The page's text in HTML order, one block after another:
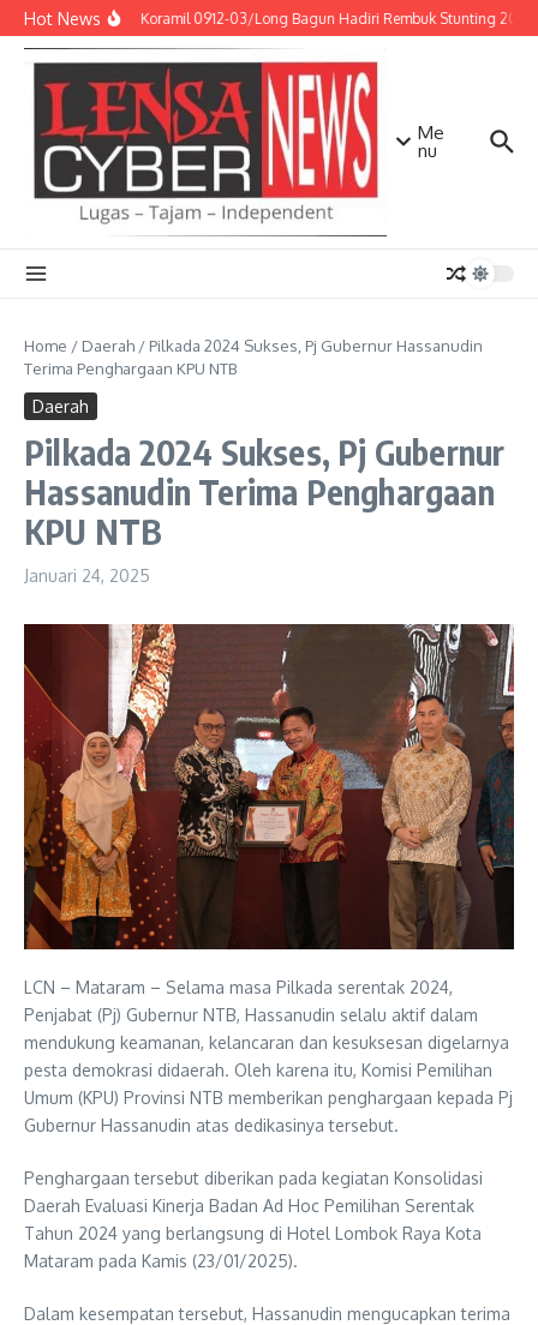
Lewati ke konten
Hot NewsBabinsa Koramil 0912-03/Long Bagun Hadiri Rembuk Stunting
Me
nu
Home / Daerah / Pilkada 2024 Sukses, Pj Gubernur Hassanudin
Terima Penghargaan KPU NTB
Daerah
Pilkada 2024 Sukses, Pj Gubernur
Hassanudin Terima Penghargaan
KPU NTB
Januari 24, 2025
LCN – Mataram – Selama masa Pilkada serentak 2024,
Penjabat (Pj) Gubernur NTB, Hassanudin selalu aktif dalam
mendukung keamanan, kelancaran dan kesuksesan digelarnya
pesta demokrasi didaerah. Oleh karena itu, Komisi Pemilihan
Umum (KPU) Provinsi NTB memberikan penghargaan kepada Pj
Gubernur Hassanudin atas dedikasinya tersebut.
Penghargaan tersebut diberikan pada kegiatan Konsolidasi
Daerah Evaluasi Kinerja Badan Ad Hoc Pemilihan Serentak
Tahun 2024 yang berlangsung di Hotel Lombok Raya Kota
Mataram pada Kamis (23/01/2025).
Dalam kesempatan tersebut, Hassanudin mengucapkan terima